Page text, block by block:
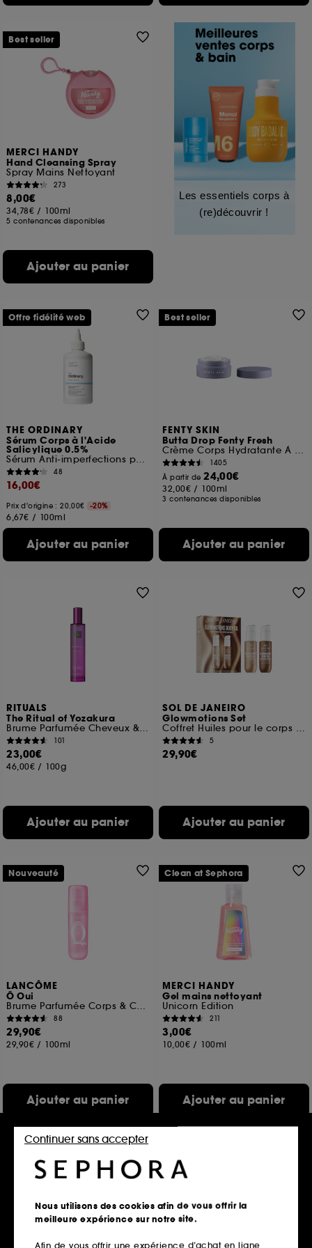
MERCI HANDY
Hand Cleansing Spray
Spray Mains Nettoyant
273
8,00€
34,78€ / 100ml
5 contenances disponibles
Ajouter au panier
Best seller
Les essentiels corps à
(re)découvrir !
THE ORDINARY
Sérum Corps à l'Acide
Salicylique 0.5%
Sérum Anti-imperfections pour le corps
48
16,00€
Prix d'origine : 20,00€ -20%
6,67€ / 100ml
Ajouter au panier
Offre fidélité web
FENTY SKIN
Butta Drop Fenty Fresh
Crème Corps Hydratante À L'Huile Fouettée
1405
À partir de24,00€
32,00€ / 100ml
3 contenances disponibles
Ajouter au panier
Best seller
RITUALS
The Ritual of Yozakura
Brume Parfumée Cheveux & Corps
101
23,00€
46,00€ / 100g
Ajouter au panier
SOL DE JANEIRO
Glowmotions Set
Coffret Huiles pour le corps scintillantes & nourissantes
5
29,90€
Ajouter au panier
LANCÔME
Ô Oui
Brume Parfumée Corps & Cheveux
88
29,90€
29,90€ / 100ml
Ajouter au panier
Nouveauté
MERCI HANDY
Gel mains nettoyant
Unicorn Edition
211
3,00€
10,00€ / 100ml
Ajouter au panier
Clean at Sephora
Nous utilisons des cookies afin de vous offrir la
meilleure expérience sur notre site.
Afin de vous offrir une expérience d’achat en ligne
Continuer sans accepter